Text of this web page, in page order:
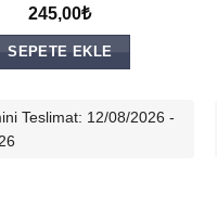
245,00₺
SEPETE EKLE
Teslimat: 12/08/2026 -